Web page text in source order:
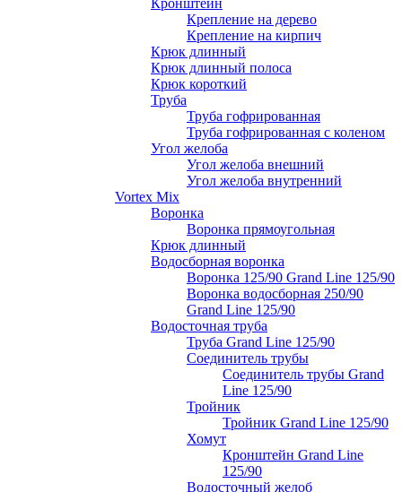
Кронштейн
Крепление на дерево
Крепление на кирпич
Крюк длинный
Крюк длинный полоса
Крюк короткий
Труба
Труба гофрированная
Труба гофрированная с коленом
Угол желоба
Угол желоба внешний
Угол желоба внутренний
Vortex Mix
Воронка
Воронка прямоугольная
Крюк длинный
Водосборная воронка
Воронка 125/90 Grand Line 125/90
Воронка водосборная 250/90
Grand Line 125/90
Водосточная труба
Труба Grand Line 125/90
Соединитель трубы
Соединитель трубы Grand
Line 125/90
Тройник
Тройник Grand Line 125/90
Хомут
Кронштейн Grand Line
125/90
Водосточный желоб